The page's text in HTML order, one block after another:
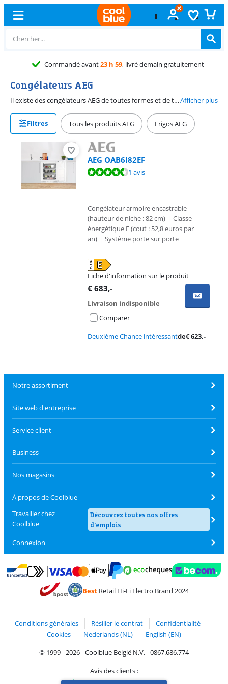
Commandé avant23 h 59, livré demain gratuitement
Congélateurs AEG
Il existe des congélateurs AEG de toutes formes et de toute tailles. Vous avez un grand ménage et souhaitez congeler une grande quantité de produits ? Dans ce cas, jetez un œil sur les grands congélateurs d'au moins 250 litres. Ce sont souvent des congélateurs bahuts. Comme vous n'êtes pas gêné par des compartiments, vous voyez tout de suite ce que vous avez. Vous voulez simplement congeler les courses du jour ? Dans ce cas, un petit congélateur AEG sera plus approprié. Choisissez un congélateur encastrable si vous voulez l'intégrer parfaitement à votre cuisine.Afficher plus
Filtres Tous les produits AEG Frigos AEG
AEG OAB6I82EF
La note est de 8,5 sur 10, basée sur 1 avis.1 avis
Congélateur armoire encastrable
(hauteur de niche : 82 cm) | Classe
énergétique E (cout : 52,8 euros par
an) | Système porte sur porte
Fiche d'information sur le produit
s'ouvre dans un nouvel onglet
€ 683,-
Livraison indisponible
Comparer
Deuxième Chance intéressantde€623,-
Notre assortiment
Site web d'entreprise
Service client
Business
Nos magasins
À propos de Coolblue
Travailler chez
Coolblue
Découvrez toutes nos offres
d'emplois
Connexion
Payer avec Bancontact
Payer avec MasterCard et Visa via ClickToPay
Payer avec PayPal
BestRetail Hi-Fi Electro Brand 2024
Conditions générales Résilier le contrat
Confidentialité
Cookies
Nederlands (NL)
English (EN)
© 1999 - 2026 - Coolblue België N.V. - 0867.686.774
Avis des clients :